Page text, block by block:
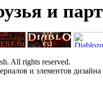
и
All rights reserved.
и элементов